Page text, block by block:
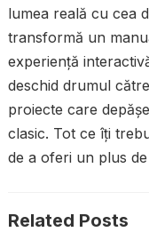
lumea reală cu cea
transformă un
experiență
deschid drumul
proiecte care
clasic. Tot ce îți
de a oferi un plus
Related Posts